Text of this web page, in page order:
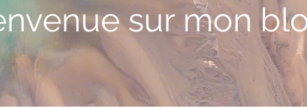
sur mon